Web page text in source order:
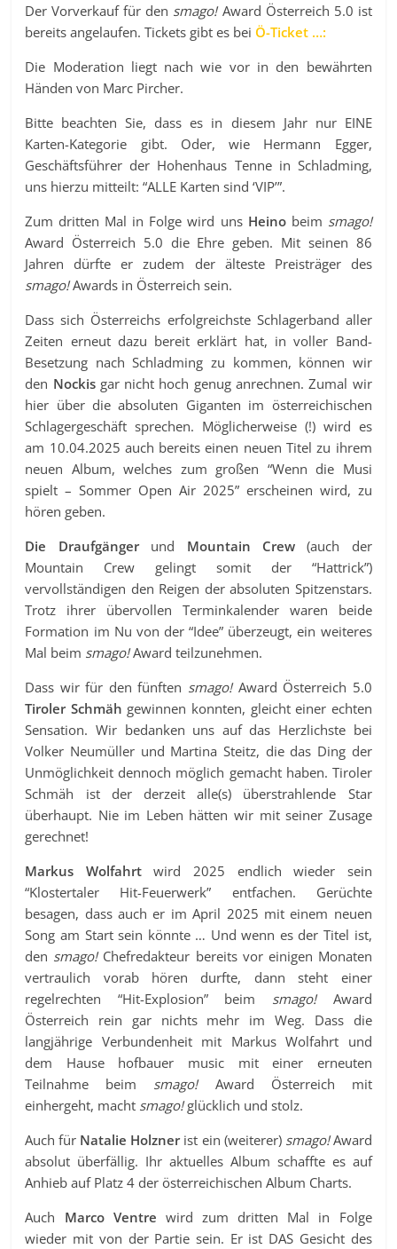
Der Vorverkauf für den smago!Award Österreich 5.0 ist
bereits angelaufen. Tickets gibt es bei Ö-Ticket …:
Die Moderation liegt nach wie vor in den bewährten
Händen von Marc Pircher.
Bitte beachten Sie, dass es in diesem Jahr nur EINE
Karten-Kategorie gibt. Oder, wie Hermann Egger,
Geschäftsführer der Hohenhaus Tenne in Schladming,
uns hierzu mitteilt: “ALLE Karten sind ‘VIP’”.
Zum dritten Mal in Folge wird uns Heinobeim smago!
Award Österreich 5.0 die Ehre geben. Mit seinen 86
Jahren dürfte er zudem der älteste Preisträger des
smago!Awards in Österreich sein.
Dass sich Österreichs erfolgreichste Schlagerband aller
Zeiten erneut dazu bereit erklärt hat, in voller Band-
Besetzung nach Schladming zu kommen, können wir
den Nockisgar nicht hoch genug anrechnen. Zumal wir
hier über die absoluten Giganten im österreichischen
Schlagergeschäft sprechen. Möglicherweise (!) wird es
am 10.04.2025 auch bereits einen neuen Titel zu ihrem
neuen Album, welches zum großen “Wenn die Musi
spielt – Sommer Open Air 2025” erscheinen wird, zu
hören geben.
Die Draufgängerund Mountain Crew(auch der
Mountain Crew gelingt somit der “Hattrick”)
vervollständigen den Reigen der absoluten Spitzenstars.
Trotz ihrer übervollen Terminkalender waren beide
Formation im Nu von der “Idee” überzeugt, ein weiteres
Mal beim smago!Award teilzunehmen.
Dass wir für den fünften smago!Award Österreich 5.0
Tiroler Schmäh gewinnen konnten, gleicht einer echten
Sensation. Wir bedanken uns auf das Herzlichste bei
Volker Neumüller und Martina Steitz, die das Ding der
Unmöglichkeit dennoch möglich gemacht haben. Tiroler
Schmäh ist der derzeit alle(s) überstrahlende Star
überhaupt. Nie im Leben hätten wir mit seiner Zusage
gerechnet!
Markus Wolfahrtwird 2025 endlich wieder sein
“Klostertaler Hit-Feuerwerk” entfachen. Gerüchte
besagen, dass auch er im April 2025 mit einem neuen
Song am Start sein könnte … Und wenn es der Titel ist,
den smago!Chefredakteur bereits vor einigen Monaten
vertraulich vorab hören durfte, dann steht einer
regelrechten “Hit-Explosion” beim smago!Award
Österreich rein gar nichts mehr im Weg. Dass die
langjährige Verbundenheit mit Markus Wolfahrt und
dem Hause hofbauer music mit einer erneuten
Teilnahme beim smago!Award Österreich mit
einhergeht, macht smago!glücklich und stolz.
Auch für Natalie Holznerist ein (weiterer) smago!Award
absolut überfällig. Ihr aktuelles Album schaffte es auf
Anhieb auf Platz 4 der österreichischen Album Charts.
Auch Marco Ventre wird zum dritten Mal in Folge
wieder mit von der Partie sein. Er ist DAS Gesicht des